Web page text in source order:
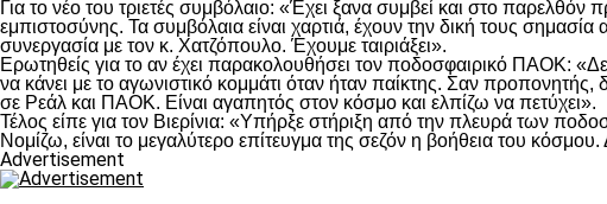
Για το νέο του τριετές συμβόλαιο: «Έχει ξανα συμβεί και στο
εμπιστοσύνης. Τα συμβόλαια είναι χαρτιά, έχουν την δική τους
συνεργασία με τον κ. Χατζόπουλο. Έχουμε ταιριάξει».
Ερωτηθείς για το αν έχει παρακολουθήσει τον ποδοσφαιρικό ΠΑΟΚ:
να κάνει με το αγωνιστικό κομμάτι όταν ήταν παίκτης. Σαν
σε Ρεάλ και ΠΑΟΚ. Είναι αγαπητός στον κόσμο και ελπίζω να πετύχει».
Τέλος είπε για τον Βιερίνια: «Υπήρξε στήριξη από την πλευρά των
Νομίζω, είναι το μεγαλύτερο επίτευγμα της σεζόν η βοήθεια του
Advertisement